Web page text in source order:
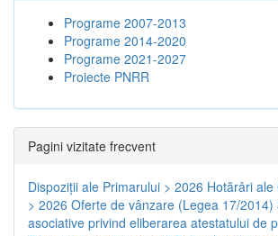
Programe 2007-2013
Programe 2014-2020
Programe 2021-2027
Proiecte PNRR
Pagini vizitate frecvent
Dispoziţii ale Primarului > 2026 Hotărâri ale
> 2026 Oferte de vânzare (Legea 17/2014)
asociative privind eliberarea atestatului de